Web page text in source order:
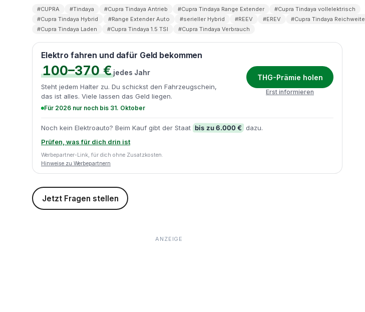
#CUPRA #Tindaya #Cupra Tindaya Antrieb #Cupra Tindaya Range Extender
#Cupra Tindaya vollelektrisch
#Cupra Tindaya Hybrid
#Range Extender Auto #serieller Hybrid #REEV #EREV
#Cupra Tindaya Reichweite
#Cupra Tindaya Laden
#Cupra Tindaya 1.5 TSI #Cupra Tindaya Verbrauch
Elektro fahren und dafür Geld bekommen
100–370 € jedes Jahr
Steht jedem Halter zu. Du schickst den Fahrzeugschein,
das ist alles. Viele lassen das Geld liegen.
Für 2026 nur noch bis 31. Oktober
THG-Prämie holen
Erst informieren
Noch kein Elektroauto? Beim Kauf gibt der Staat bis zu 6.000 € dazu.
Prüfen, was für dich drin ist
Werbepartner-Link, für dich ohne Zusatzkosten.
Hinweise zu Werbepartnern
Jetzt Fragen stellen